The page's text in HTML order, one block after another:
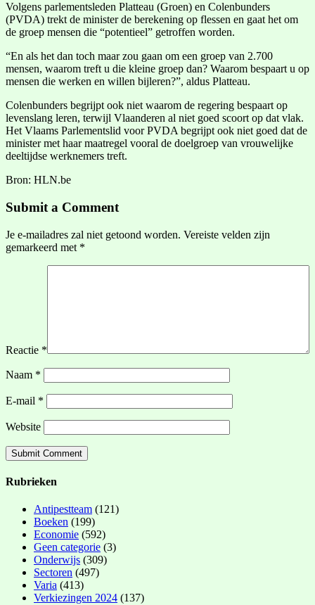
Volgens parlementsleden Platteau (Groen) en Colenbunders
(PVDA) trekt de minister de berekening op flessen en gaat het om
de groep mensen die “potentieel” getroffen worden.
“En als het dan toch maar zou gaan om een groep van 2.700
mensen, waarom treft u die kleine groep dan? Waarom bespaart u op
mensen die werken en willen bijleren?”, aldus Platteau.
Colenbunders begrijpt ook niet waarom de regering bespaart op
levenslang leren, terwijl Vlaanderen al niet goed scoort op dat vlak.
Het Vlaams Parlementslid voor PVDA begrijpt ook niet goed dat de
minister met haar maatregel vooral de doelgroep van vrouwelijke
deeltijdse werknemers treft.
Bron: HLN.be
Submit a Comment
Je e-mailadres zal niet getoond worden. Vereiste velden zijn
gemarkeerd met *
Reactie *
Naam *
E-mail *
Website
Rubrieken
Antipestteam (121)
Boeken (199)
Economie (592)
Geen categorie (3)
Onderwijs (309)
Sectoren (497)
Varia (413)
Verkiezingen 2024 (137)